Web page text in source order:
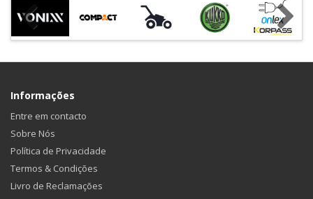
Informações
Entre em contacto
Sobre Nós
Política de Privacidade
Termos & Condições
Livro de Reclamações